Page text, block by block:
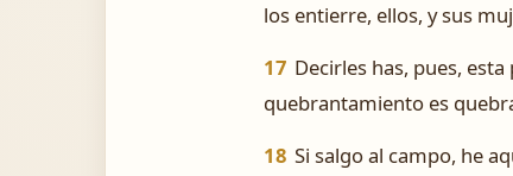
los entierre, ellos, y sus
17 Decirles has, pues,
quebrantamiento es
18 Si salgo al campo, he